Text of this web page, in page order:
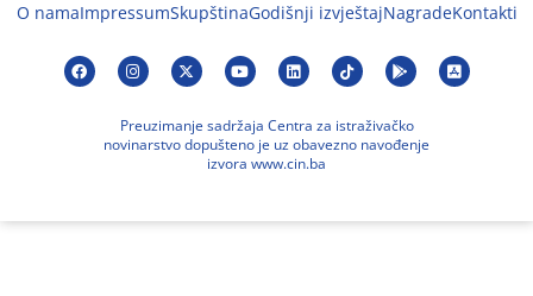
O namaImpressumSkupštinaGodišnji izvještajNagradeKontakti
Preuzimanje sadržaja Centra za istraživačko
novinarstvo dopušteno je uz obavezno navođenje
izvora www.cin.ba